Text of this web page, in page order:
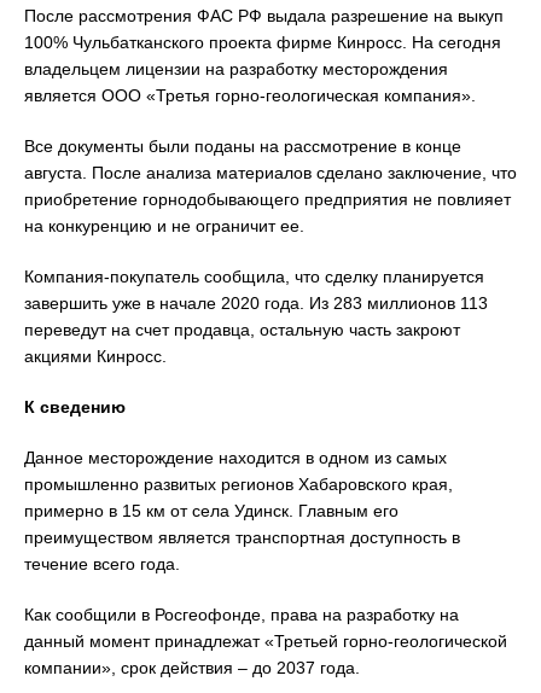
После рассмотрения ФАС РФ выдала разрешение на выкуп
100% Чульбатканского проекта фирме Кинросс. На сегодня
владельцем лицензии на разработку месторождения
является ООО «Третья горно-геологическая компания».
Все документы были поданы на рассмотрение в конце
августа. После анализа материалов сделано заключение, что
приобретение горнодобывающего предприятия не повлияет
на конкуренцию и не ограничит ее.
Компания-покупатель сообщила, что сделку планируется
завершить уже в начале 2020 года. Из 283 миллионов 113
переведут на счет продавца, остальную часть закроют
акциями Кинросс.
К сведению
Данное месторождение находится в одном из самых
промышленно развитых регионов Хабаровского края,
примерно в 15 км от села Удинск. Главным его
преимуществом является транспортная доступность в
течение всего года.
Как сообщили в Росгеофонде, права на разработку на
данный момент принадлежат «Третьей горно-геологической
компании», срок действия – до 2037 года.